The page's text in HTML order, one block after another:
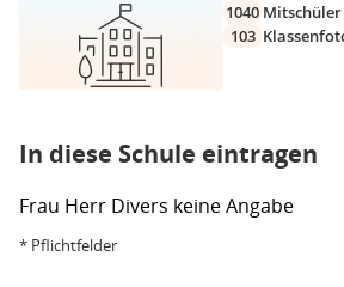
1040 Mitschüler
103
In diese Schule eintragen
Frau Herr Divers keine Angabe
* Pflichtfelder